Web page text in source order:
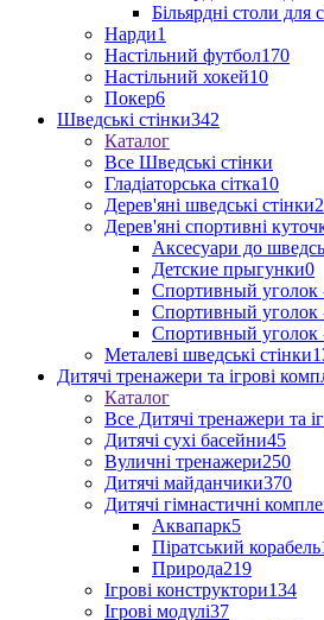
Більярдні столи для
Нарди1
Настільний футбол170
Настільний хокей10
Покер6
Шведські стінки342
Каталог
Все Шведські стінки
Гладіаторська сітка10
Дерев'яні шведські стінки
Дерев'яні спортивні
Аксесуари до
Детские прыгунки0
Спортивный уголок
Спортивный уголок
Спортивный уголок
Металеві шведські стінки
Дитячі тренажери та ігрові
Каталог
Все Дитячі тренажери та
Дитячі сухі басейни45
Вуличні тренажери250
Дитячі майданчики370
Дитячі гімнастичні
Аквапарк5
Піратський корабель
Природа219
Ігрові конструктори134
Ігрові модулі37